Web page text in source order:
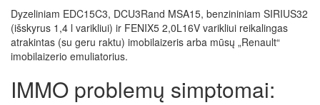
Dyzeliniam EDC15C3, DCU3Rand MSA15, benzininiam SIRIUS32
(išskyrus 1,4 l varikliui) ir FENIX5 2,0L16V varikliui reikalingas
atrakintas (su geru raktu) imobilaizeris arba mūsų „Renault“
imobilaizerio emuliatorius.
IMMO problemų simptomai: